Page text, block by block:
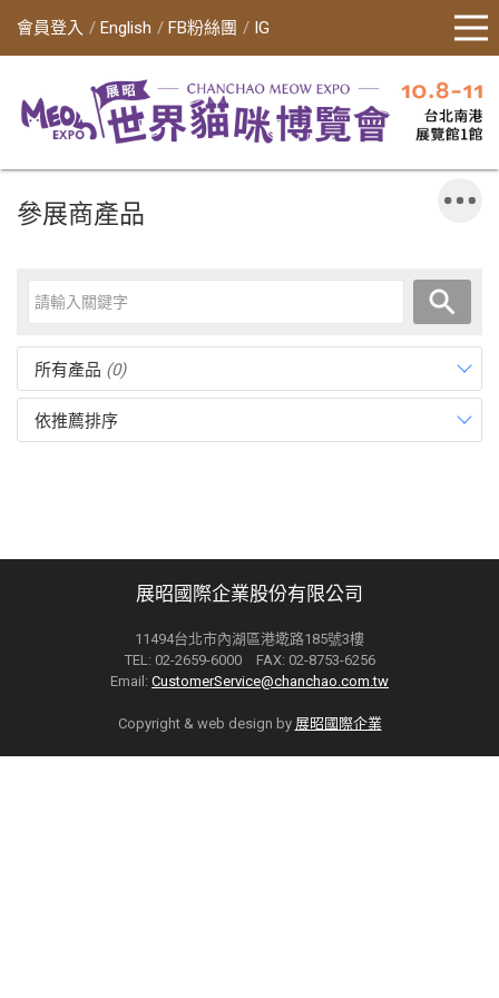
會員登入 English FB粉絲團 IG
參展商產品
所有產品 (0)
依推薦排序
展昭國際企業股份有限公司
11494台北市內湖區港墘路185號3樓
TEL: 02-2659-6000 FAX: 02-8753-6256
Email: CustomerService@chanchao.com.tw
Copyright & web design by 展昭國際企業